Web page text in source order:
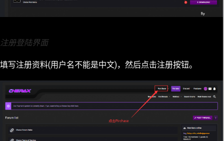
注册登陆界面
填写注册资料(用户名不能是中文)，然后点击注册按钮。